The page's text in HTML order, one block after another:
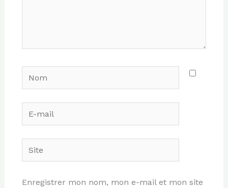
Nom
E-
mail
Site
Enregistrer mon nom, mon e-mail et mon site